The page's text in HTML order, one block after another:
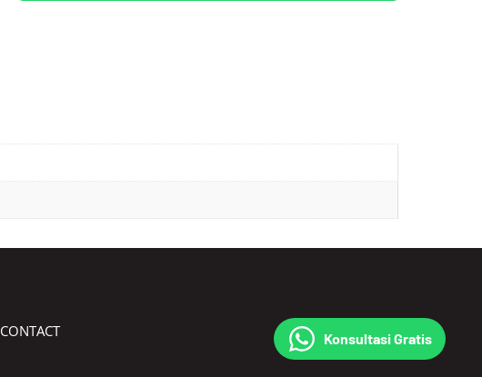
Konsultasi Gratis
GK5
RWB
CONTACT